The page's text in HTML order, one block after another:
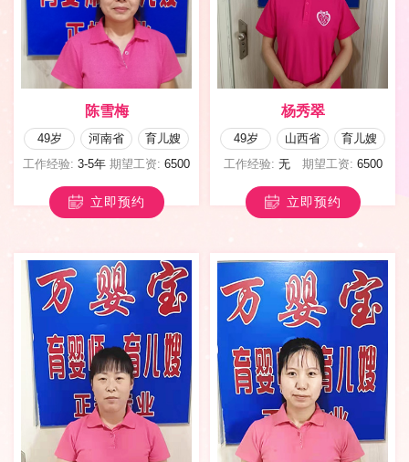
陈雪梅
49岁 河南省
育儿嫂
工作经验: 3-5年 期望工资: 6500
立即预约
杨秀翠
49岁 山西省
育儿嫂
工作经验: 无 期望工资: 6500
立即预约